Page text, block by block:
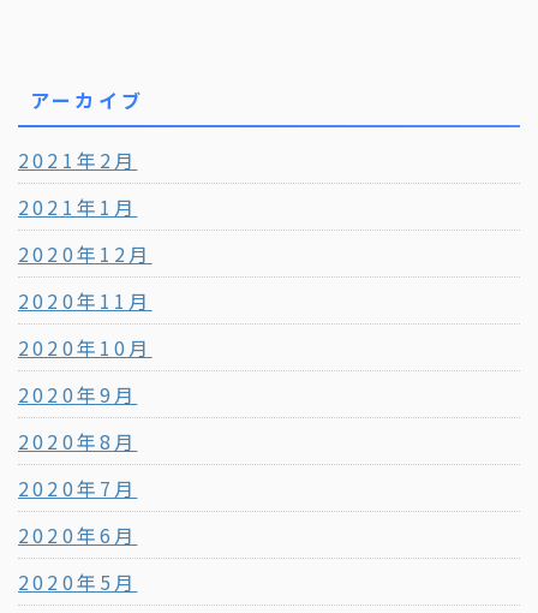
アーカイブ
2021年2月
2021年1月
2020年12月
2020年11月
2020年10月
2020年9月
2020年8月
2020年7月
2020年6月
2020年5月